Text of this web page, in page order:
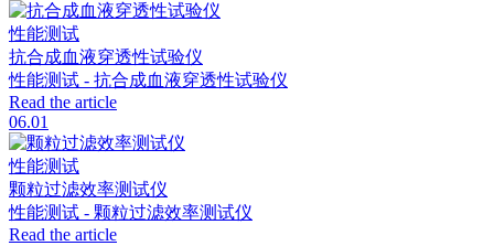
性能测试
抗合成血液穿透性试验仪
性能测试 - 抗合成血液穿透性试验仪
Read the article
06.01
性能测试
颗粒过滤效率测试仪
性能测试 - 颗粒过滤效率测试仪
Read the article